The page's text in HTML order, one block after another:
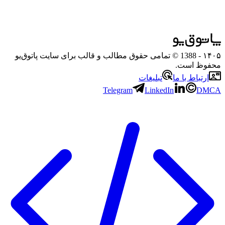
۱۴۰۵
- 1388 © تمامی حقوق مطالب و قالب برای سایت پاتوق‌یو
محفوظ است.
ارتباط با ما
تبلیغات
Telegram
LinkedIn DMCA